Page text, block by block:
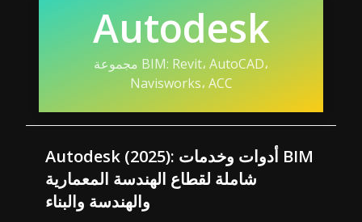
Autodesk
مجموعة BIM: Revit، AutoCAD،
Navisworks، ACC
Autodesk (2025): أدوات وخدمات BIM
شاملة لقطاع الهندسة المعمارية
والهندسة والبناء